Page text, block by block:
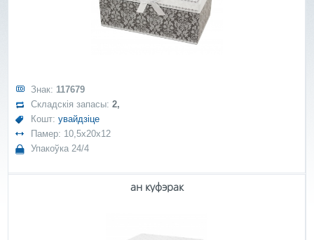
Знак: 117679
Складскія запасы:2,
Кошт:увайдзіце
Памер: 10,5x20x12
Упакоўка 24/4
ан куфэрак